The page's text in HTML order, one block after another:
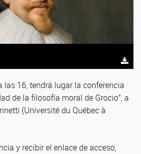
las 16, tendrá lugar la conferencia
de la filosofía moral de Grocio”, a
(Université du Québec à
y recibir el enlace de acceso,